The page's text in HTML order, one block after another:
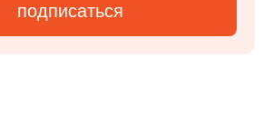
подписаться